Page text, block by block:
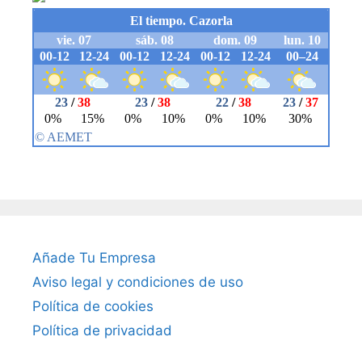
Añade Tu Empresa
Aviso legal y condiciones de uso
Política de cookies
Política de privacidad